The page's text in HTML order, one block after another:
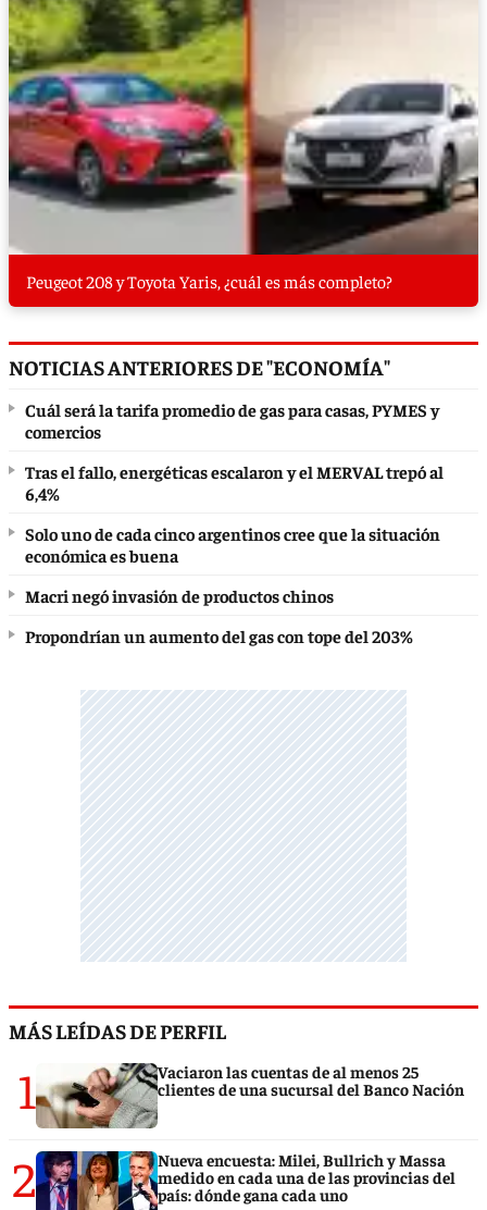
Peugeot 208 y Toyota Yaris, ¿cuál es más completo?
NOTICIAS ANTERIORES DE "ECONOMÍA"
Cuál será la tarifa promedio de gas para casas, PYMES y
comercios
Tras el fallo, energéticas escalaron y el MERVAL trepó al
6,4%
Solo uno de cada cinco argentinos cree que la situación
económica es buena
Macri negó invasión de productos chinos
Propondrían un aumento del gas con tope del 203%
MÁS LEÍDAS DE PERFIL
1
Vaciaron las cuentas de al menos 25
clientes de una sucursal del Banco Nación
2
Nueva encuesta: Milei, Bullrich y Massa
medido en cada una de las provincias del
país: dónde gana cada uno